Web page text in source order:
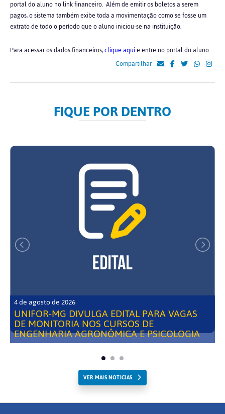
portal do aluno no link financeiro. Além de emitir os boletos a serem
pagos, o sistema também exibe toda a movimentação como se fosse um
extrato de todo o período que o aluno iniciou-se na instituição.
Para acessar os dados financeiros,clique aquie entre no portal do aluno.
Compartilhar
FIQUE POR DENTRO
4 de agosto de 2026
UNIFOR-MG DIVULGA EDITAL PARA VAGAS
DE MONITORIA NOS CURSOS DE
ENGENHARIA AGRONÔMICA E PSICOLOGIA
VER MAIS NOTICIAS